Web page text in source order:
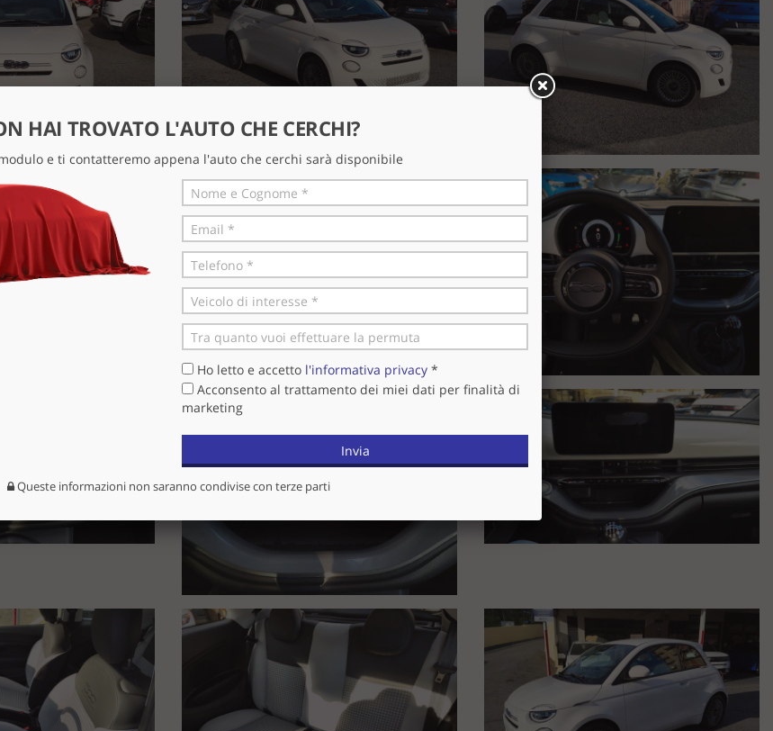
pioggia
prima della consegna, questo trattamento evita all'acquirente futuro di dover recarsi presso officine dovendo spendere
eseguiti e uno stato d'uso dell'auto al momento dell'acquisto.
CON OZONO, laviamo tutte le parti plastiche con appositi prodotti a base di alcol.
standard qualitativi per l'acquisto di un’auto usata.
dei dati pubblicati dai diversi portali, o dal nostro sito internet, invitiamo a verificare le caratteristiche dello specifico
i km di ogni auto in vendita nel nostro autosalone, con la possibilità di accesso a storici interventi manutenzione e fatture (
fattura di acquisto e per tutelare meglio il futuro cliente facciamo indicare e sottoscrivere sull'atto di vendita al momento
in essere di casa madre , in base ai requisiti dei clienti
HAI TROVATO L'AUTO CHE CERCHI?
e ti contatteremo appena l'auto che cerchi sarà disponibile
Ho letto e accetto l'informativa privacy *
Acconsento al trattamento dei miei dati per finalità di
marketing
Invia
Queste informazioni non saranno condivise con terze parti